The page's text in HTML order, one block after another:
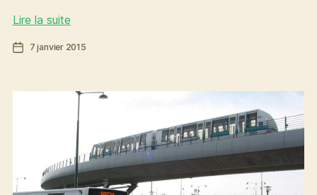
Lire la suiteNous
Charlie
Date7 janvier 2015